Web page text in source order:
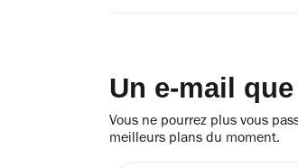
Un e-mail
Vous ne pourrez plus vous
meilleurs plans du moment.